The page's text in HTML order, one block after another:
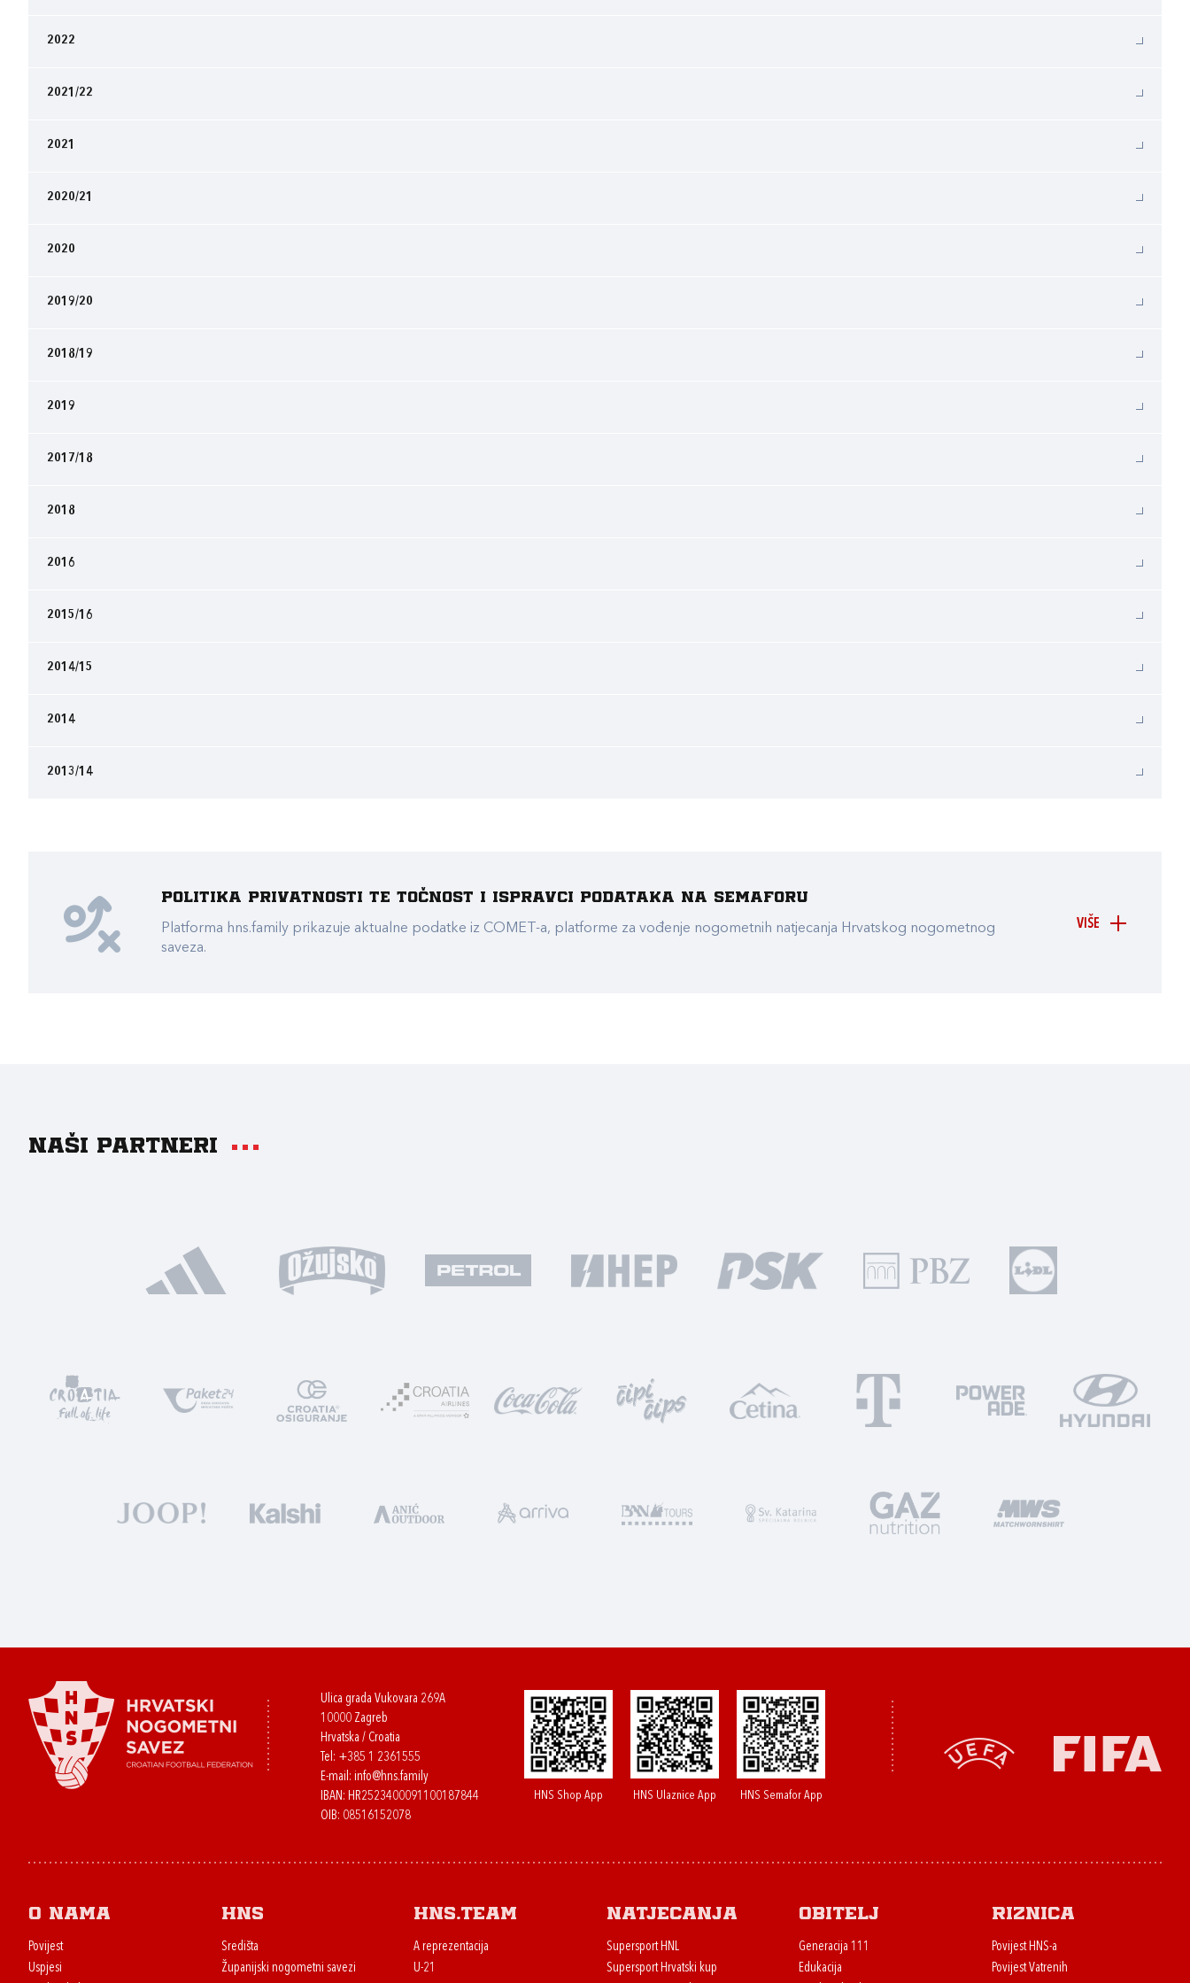
2022
2021/22
2021
2020/21
2020
2019/20
2018/19
2019
2017/18
2018
2016
2015/16
2014/15
2014
2013/14
VIŠE
Politika privatnosti te točnost i ispravci podataka na Semaforu
Platforma hns.family prikazuje aktualne podatke iz COMET-a, platforme za vođenje nogometnih natjecanja Hrvatskog nogometnog
saveza.
Naši partneri
Ulica grada Vukovara 269A
10000 Zagreb
Hrvatska / Croatia
Tel: +385 1 2361555
E-mail: info@hns.family
IBAN: HR2523400091100187844
OIB: 08516152078
HNS Shop App HNS Ulaznice App HNS Semafor App
O nama
Povijest
Uspjesi
HNS
Središta
Županijski nogometni savezi
HNS.team
A reprezentacija
U-21
Natjecanja
Supersport HNL
Supersport Hrvatski kup
Obitelj
Generacija 111
Edukacija
Riznica
Povijest HNS-a
Povijest Vatrenih